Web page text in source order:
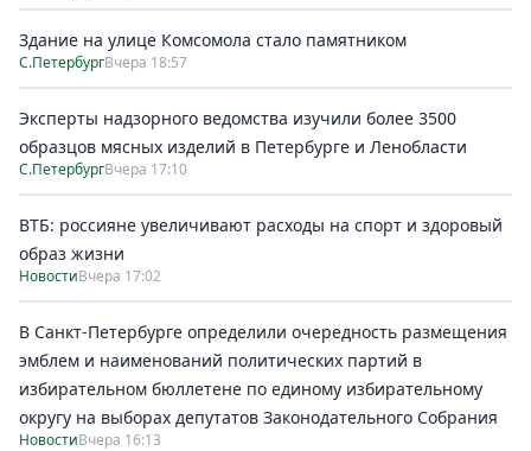
Здание на улице Комсомола стало памятником
С.ПетербургВчера 18:57
Эксперты надзорного ведомства изучили более 3500
образцов мясных изделий в Петербурге и Ленобласти
С.ПетербургВчера 17:10
ВТБ: россияне увеличивают расходы на спорт и здоровый
образ жизни
НовостиВчера 17:02
В Санкт-Петербурге определили очередность размещения
эмблем и наименований политических партий в
избирательном бюллетене по единому избирательному
округу на выборах депутатов Законодательного Собрания
НовостиВчера 16:13